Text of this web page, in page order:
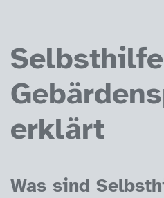
erklärt
Was sind